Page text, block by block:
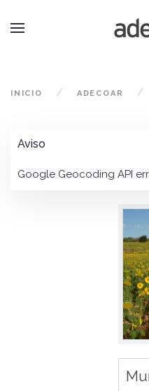
INICIO ADECOAR
Aviso
Google Geocoding API